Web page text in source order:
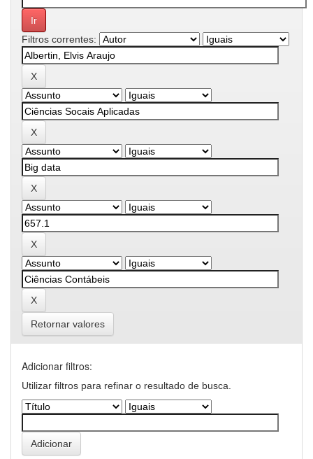
Filtros correntes:
Retornar valores
Adicionar filtros:
Utilizar filtros para refinar o resultado de busca.